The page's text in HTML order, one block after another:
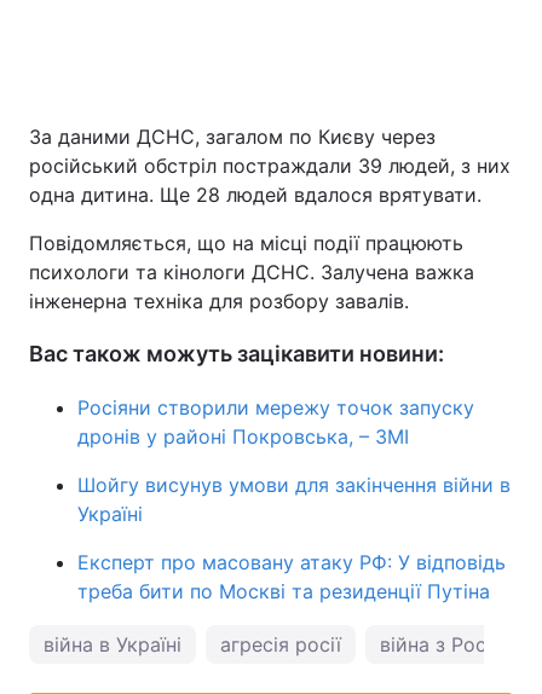
За даними ДСНС, загалом по Києву через
російський обстріл постраждали 39 людей, з них
одна дитина. Ще 28 людей вдалося врятувати.
Повідомляється, що на місці події працюють
психологи та кінологи ДСНС. Залучена важка
інженерна техніка для розбору завалів.
Вас також можуть зацікавити новини:
Росіяни створили мережу точок запуску
дронів у районі Покровська, – ЗМІ
Шойгу висунув умови для закінчення війни в
Україні
Експерт про масовану атаку РФ: У відповідь
треба бити по Москві та резиденції Путіна
війна в Україні агресія росії війна з Росією